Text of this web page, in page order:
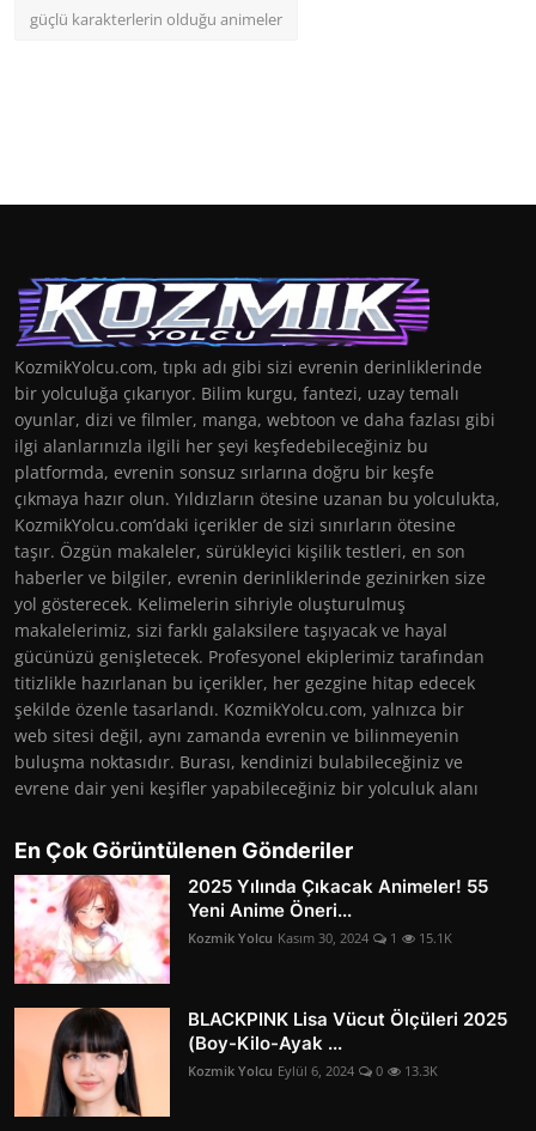
güçlü karakterlerin olduğu animeler
KozmikYolcu.com, tıpkı adı gibi sizi evrenin derinliklerinde
bir yolculuğa çıkarıyor. Bilim kurgu, fantezi, uzay temalı
oyunlar, dizi ve filmler, manga, webtoon ve daha fazlası gibi
ilgi alanlarınızla ilgili her şeyi keşfedebileceğiniz bu
platformda, evrenin sonsuz sırlarına doğru bir keşfe
çıkmaya hazır olun. Yıldızların ötesine uzanan bu yolculukta,
KozmikYolcu.com’daki içerikler de sizi sınırların ötesine
taşır. Özgün makaleler, sürükleyici kişilik testleri, en son
haberler ve bilgiler, evrenin derinliklerinde gezinirken size
yol gösterecek. Kelimelerin sihriyle oluşturulmuş
makalelerimiz, sizi farklı galaksilere taşıyacak ve hayal
gücünüzü genişletecek. Profesyonel ekiplerimiz tarafından
titizlikle hazırlanan bu içerikler, her gezgine hitap edecek
şekilde özenle tasarlandı. KozmikYolcu.com, yalnızca bir
web sitesi değil, aynı zamanda evrenin ve bilinmeyenin
buluşma noktasıdır. Burası, kendinizi bulabileceğiniz ve
evrene dair yeni keşifler yapabileceğiniz bir yolculuk alanı
En Çok Görüntülenen Gönderiler
2025 Yılında Çıkacak Animeler! 55
Yeni Anime Öneri...
Kozmik Yolcu Kasım 30, 2024 1 15.1K
BLACKPINK Lisa Vücut Ölçüleri 2025
(Boy-Kilo-Ayak ...
Kozmik Yolcu Eylül 6, 2024 0 13.3K